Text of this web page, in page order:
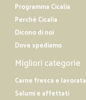
Programma Cicalia
Perché Cicalia
Dicono di noi
Dove spediamo
Migliori categorie
Carne fresca e lavorata
Salumi e affettati